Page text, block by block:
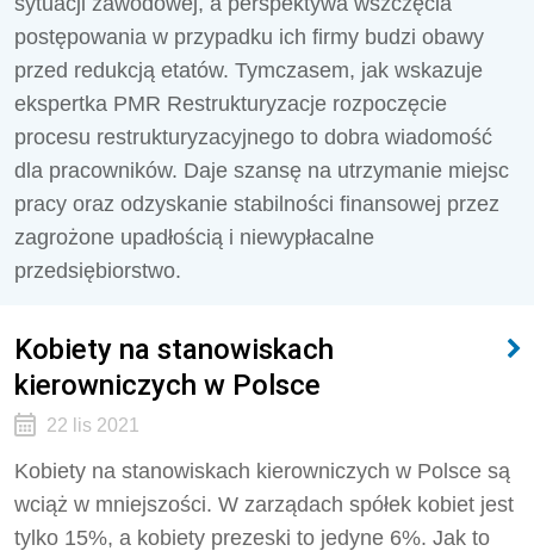
postępowania w przypadku ich firmy budzi obawy
przed redukcją etatów. Tymczasem, jak wskazuje
ekspertka PMR Restrukturyzacje rozpoczęcie
procesu restrukturyzacyjnego to dobra wiadomość
dla pracowników. Daje szansę na utrzymanie miejsc
pracy oraz odzyskanie stabilności finansowej przez
zagrożone upadłością i niewypłacalne
przedsiębiorstwo.
Kobiety na stanowiskach
kierowniczych w Polsce
22 lis 2021
Kobiety na stanowiskach kierowniczych w Polsce są
wciąż w mniejszości. W zarządach spółek kobiet jest
tylko 15%, a kobiety prezeski to jedyne 6%. Jak to